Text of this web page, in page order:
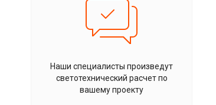
Наши специалисты произведут
светотехнический расчет по
вашему проекту